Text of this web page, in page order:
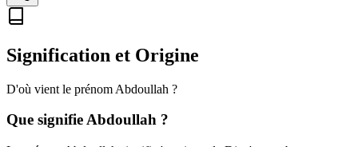
Signification et Origine
D'où vient le prénom Abdoullah ?
Que signifieAbdoullah ?